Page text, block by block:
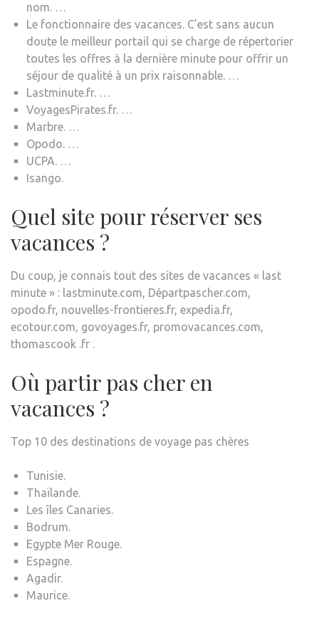
nom. …
Le fonctionnaire des vacances. C’est sans aucun
doute le meilleur portail qui se charge de répertorier
toutes les offres à la dernière minute pour offrir un
séjour de qualité à un prix raisonnable. …
Lastminute.fr. …
VoyagesPirates.fr. …
Marbre. …
Opodo. …
UCPA. …
Isango.
Quel site pour réserver ses
vacances ?
Du coup, je connais tout des sites de vacances « last
minute » : lastminute.com, Départpascher.com,
opodo.fr, nouvelles-frontieres.fr, expedia.fr,
ecotour.com, govoyages.fr, promovacances.com,
thomascook .fr .
Où partir pas cher en
vacances ?
Top 10 des destinations de voyage pas chères
Tunisie.
Thaïlande.
Les îles Canaries.
Bodrum.
Egypte Mer Rouge.
Espagne.
Agadir.
Maurice.